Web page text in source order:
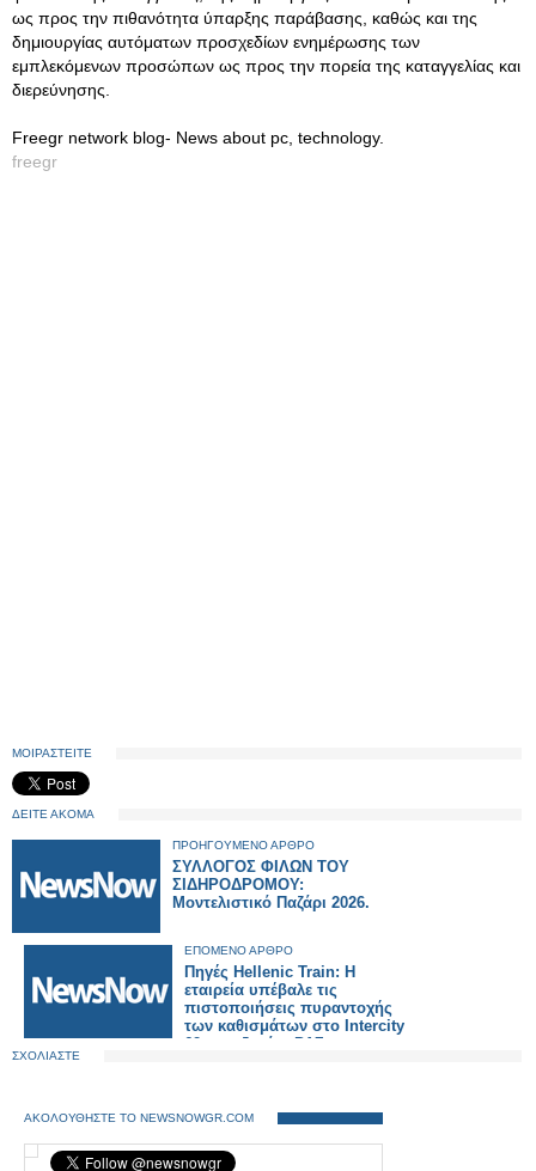
ως προς την πιθανότητα ύπαρξης παράβασης, καθώς και της
δημιουργίας αυτόματων προσχεδίων ενημέρωσης των
εμπλεκόμενων προσώπων ως προς την πορεία της καταγγελίας και
διερεύνησης.
Freegr network blog- News about pc, technology.
freegr
ΜΟΙΡΑΣΤΕΙΤΕ
ΔΕΙΤΕ ΑΚΟΜΑ
ΠΡΟΗΓΟΥΜΕΝΟ ΑΡΘΡΟ
ΣΥΛΛΟΓΟΣ ΦΙΛΩΝ ΤΟΥ
ΣΙΔΗΡΟΔΡΟΜΟΥ:
Μοντελιστικό Παζάρι 2026.
ΕΠΟΜΕΝΟ ΑΡΘΡΟ
Πηγές Hellenic Train: H
εταιρεία υπέβαλε τις
πιστοποιήσεις πυραντοχής
των καθισμάτων στo Intercity
62 που ζητά η ΡΑΣ
ΣΧΟΛΙΑΣΤΕ
ΑΚΟΛΟΥΘΗΣΤΕ ΤΟ NEWSNOWGR.COM